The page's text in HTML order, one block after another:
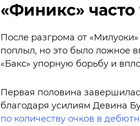
«Финикс» часто
После разгрома от «Милуоки»
поплыл, но это было ложное
«Бакс» упорную борьбу и
Первая половина
благодаря усилиям Девина
по количеству очков в